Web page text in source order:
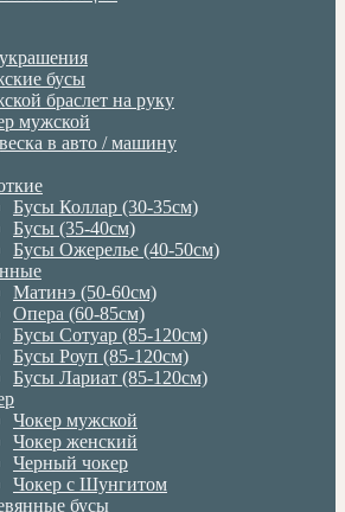
бусы
браслет на руку
мужской
в авто / машину
Бусы Коллар (30-35см)
Бусы (35-40см)
Бусы Ожерелье (40-50см)
Матинэ (50-60см)
Опера (60-85см)
Бусы Сотуар (85-120см)
Бусы Роуп (85-120см)
Бусы Лариат (85-120см)
Чокер мужской
Чокер женский
Черный чокер
Чокер с Шунгитом
бусы